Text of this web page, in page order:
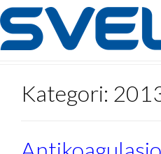
Skip
to
content
Kategori: